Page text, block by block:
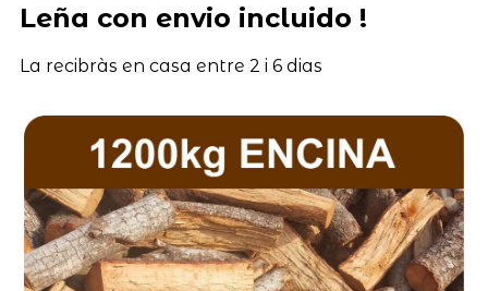
Leña con envio incluido !
La recibràs en casa entre 2 i 6 dias